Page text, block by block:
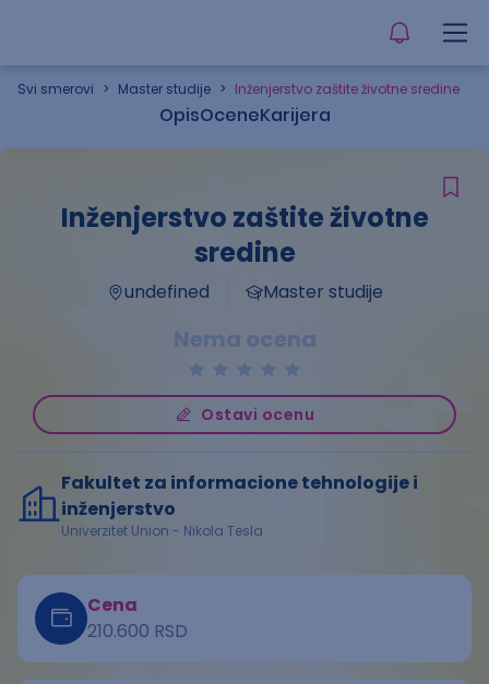
Svi smerovi > Master studije > Inženjerstvo zaštite životne sredine
OpisOceneKarijera
Inženjerstvo zaštite životne
sredine
undefined Master studije
Nema ocena
Ostavi ocenu
Fakultet za informacione tehnologije i
inženjerstvo
Univerzitet Union - Nikola Tesla
Cena
210.600 RSD